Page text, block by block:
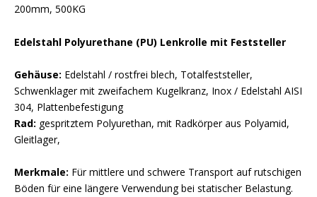
200mm, 500KG
Edelstahl Polyurethane (PU) Lenkrolle mit Feststeller
Gehäuse: Edelstahl / rostfrei blech, Totalfeststeller,
Schwenklager mit zweifachem Kugelkranz, Inox / Edelstahl AISI
304, Plattenbefestigung
Rad: gespritztem Polyurethan, mit Radkörper aus Polyamid,
Gleitlager,
Merkmale: Für mittlere und schwere Transport auf rutschigen
Böden für eine längere Verwendung bei statischer Belastung.